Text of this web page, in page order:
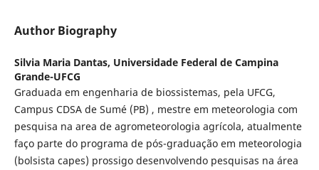
Author Biography
Silvia Maria Dantas, Universidade Federal de Campina
Grande-UFCG
Graduada em engenharia de biossistemas, pela UFCG,
Campus CDSA de Sumé (PB) , mestre em meteorologia com
pesquisa na area de agrometeorologia agrícola, atualmente
faço parte do programa de pós-graduação em meteorologia
(bolsista capes) prossigo desenvolvendo pesquisas na área